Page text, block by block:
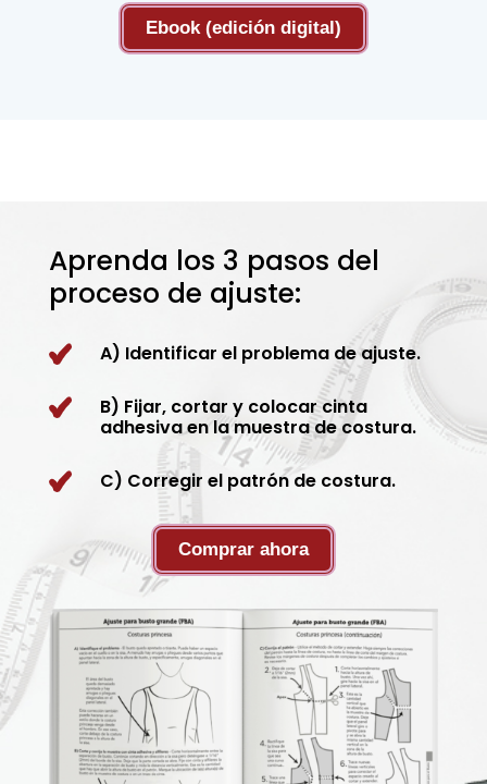
Ebook (edición digital)
Aprenda los 3 pasos del
proceso de ajuste:
A) Identificar el problema de ajuste.
B) Fijar, cortar y colocar cinta
adhesiva en la muestra de costura.
C) Corregir el patrón de costura.
Comprar ahora